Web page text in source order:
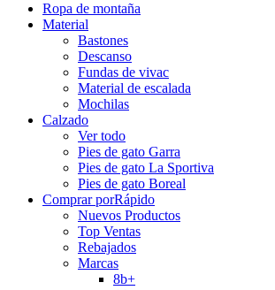
Ropa de montaña
Material
Bastones
Descanso
Fundas de vivac
Material de escalada
Mochilas
Calzado
Ver todo
Pies de gato Garra
Pies de gato La Sportiva
Pies de gato Boreal
Comprar porRápido
Nuevos Productos
Top Ventas
Rebajados
Marcas
8b+